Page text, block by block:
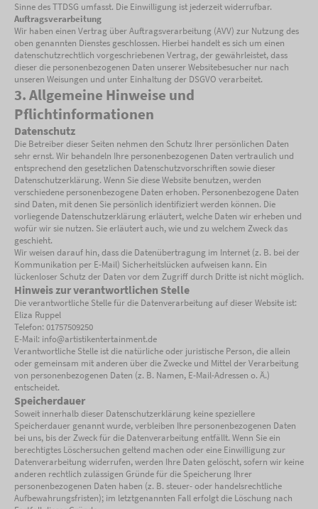
Sinne des TTDSG umfasst. Die Einwilligung ist jederzeit widerrufbar.
Auftragsverarbeitung
Wir haben einen Vertrag über Auftragsverarbeitung (AVV) zur Nutzung des
oben genannten Dienstes geschlossen. Hierbei handelt es sich um einen
datenschutzrechtlich vorgeschriebenen Vertrag, der gewährleistet, dass
dieser die personenbezogenen Daten unserer Websitebesucher nur nach
unseren Weisungen und unter Einhaltung der DSGVO verarbeitet.
3. Allgemeine Hinweise und
Pflichtinformationen
Datenschutz
Die Betreiber dieser Seiten nehmen den Schutz Ihrer persönlichen Daten
sehr ernst. Wir behandeln Ihre personenbezogenen Daten vertraulich und
entsprechend den gesetzlichen Datenschutzvorschriften sowie dieser
Datenschutzerklärung. Wenn Sie diese Website benutzen, werden
verschiedene personenbezogene Daten erhoben. Personenbezogene Daten
sind Daten, mit denen Sie persönlich identifiziert werden können. Die
vorliegende Datenschutzerklärung erläutert, welche Daten wir erheben und
wofür wir sie nutzen. Sie erläutert auch, wie und zu welchem Zweck das
geschieht.
Wir weisen darauf hin, dass die Datenübertragung im Internet (z. B. bei der
Kommunikation per E-Mail) Sicherheitslücken aufweisen kann. Ein
lückenloser Schutz der Daten vor dem Zugriff durch Dritte ist nicht möglich.
Hinweis zur verantwortlichen Stelle
Die verantwortliche Stelle für die Datenverarbeitung auf dieser Website ist:
Eliza Ruppel
Telefon: 01757509250
E-Mail: info@artistikentertainment.de
Verantwortliche Stelle ist die natürliche oder juristische Person, die allein
oder gemeinsam mit anderen über die Zwecke und Mittel der Verarbeitung
von personenbezogenen Daten (z. B. Namen, E-Mail-Adressen o. Ä.)
entscheidet.
Speicherdauer
Soweit innerhalb dieser Datenschutzerklärung keine speziellere
Speicherdauer genannt wurde, verbleiben Ihre personenbezogenen Daten
bei uns, bis der Zweck für die Datenverarbeitung entfällt. Wenn Sie ein
berechtigtes Löschersuchen geltend machen oder eine Einwilligung zur
Datenverarbeitung widerrufen, werden Ihre Daten gelöscht, sofern wir keine
anderen rechtlich zulässigen Gründe für die Speicherung Ihrer
personenbezogenen Daten haben (z. B. steuer- oder handelsrechtliche
Aufbewahrungsfristen); im letztgenannten Fall erfolgt die Löschung nach